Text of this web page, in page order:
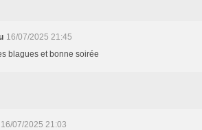
16/07/2025 21:45
blagues et bonne soirée
16/07/2025 21:03